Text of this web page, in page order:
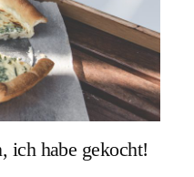
ich habe gekocht!